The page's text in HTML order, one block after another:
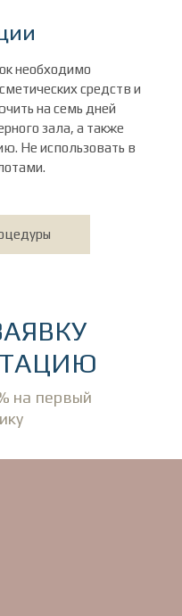
необходимо
средств и
на семь дней
зала, а также
Не использовать в
на первый